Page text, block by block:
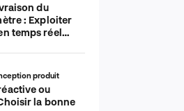
du
: Exploiter
temps réel
produit
ou
la bonne